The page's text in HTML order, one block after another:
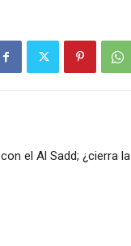
el Al Sadd; ¿cierra la